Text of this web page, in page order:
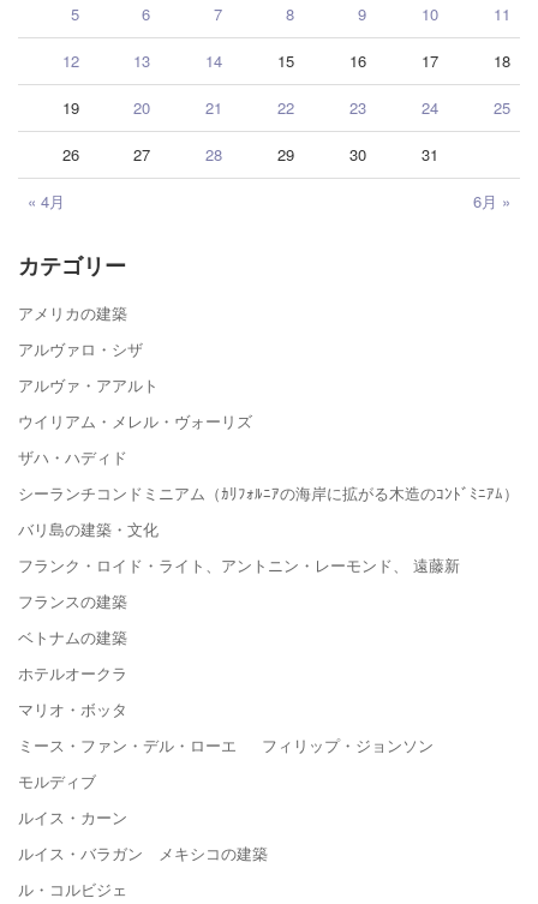
« 4月 6月 »
5 6 7 8 9 10 11
12 13 14 15 16 17 18
19 20 21 22 23 24 25
26 27 28 29 30 31
カテゴリー
アメリカの建築
アルヴァロ・シザ
アルヴァ・アアルト
ウイリアム・メレル・ヴォーリズ
ザハ・ハディド
シーランチコンドミニアム（ｶﾘﾌｫﾙﾆｱの海岸に拡がる木造のｺﾝﾄﾞﾐﾆｱﾑ）
バリ島の建築・文化
フランク・ロイド・ライト、アントニン・レーモンド、 遠藤新
フランスの建築
ベトナムの建築
ホテルオークラ
マリオ・ボッタ
ミース・ファン・デル・ローエ フィリップ・ジョンソン
モルディブ
ルイス・カーン
ルイス・バラガン メキシコの建築
ル・コルビジェ